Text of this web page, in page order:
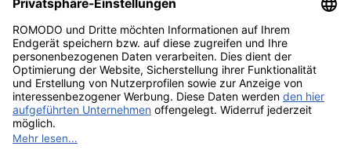
Schnelle Lieferzeiten
Käuferschutz
Datenschutz
SSL-Verschlüsselung